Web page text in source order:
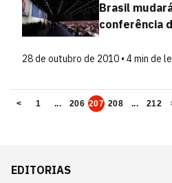
Brasil
conferência
28 de outubro de 2010 • 4 min de
< 1 ... 206 207 208 ... 212
EDITORIAS